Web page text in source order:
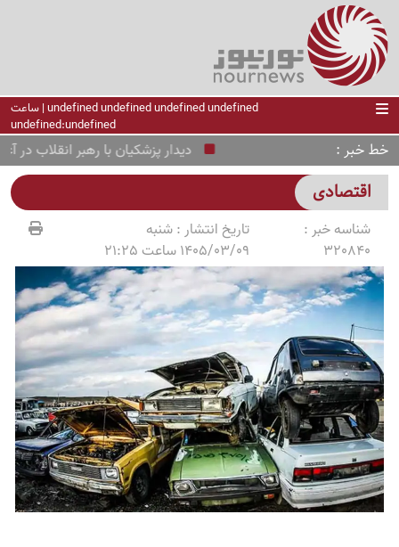
undefined undefined undefined undefined | ساعت
undefined:undefined
خط خبر دیدار پزشکیان با رهبر انقلاب در
اقتصادی
شناسه خبر :
320840
تاریخ انتشار :شنبه
1405/03/09 ساعت 21:25